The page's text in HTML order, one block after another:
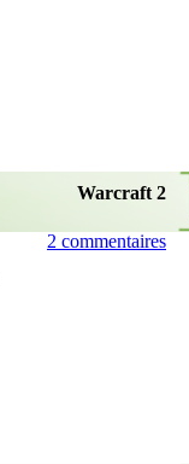
Warcraft 2
2 commentaires